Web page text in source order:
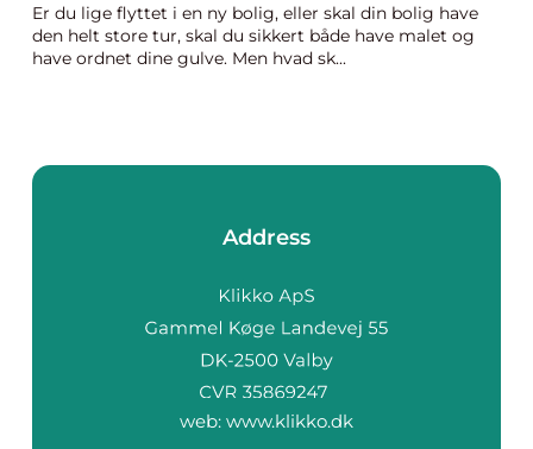
Er du lige flyttet i en ny bolig, eller skal din bolig have
den helt store tur, skal du sikkert både have malet og
have ordnet dine gulve. Men hvad sk...
Address
web: www.klikko.dk